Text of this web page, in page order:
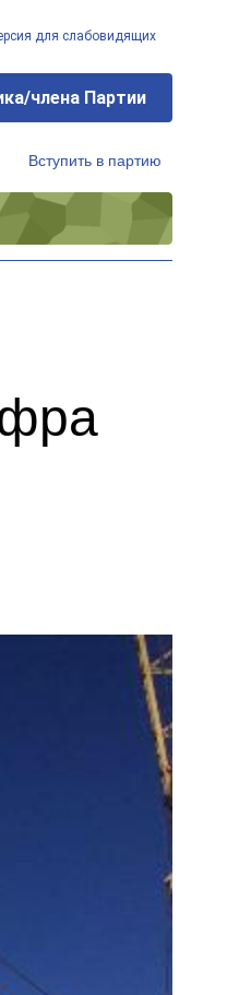
для слабовидящих
члена Партии
Вступить в партию